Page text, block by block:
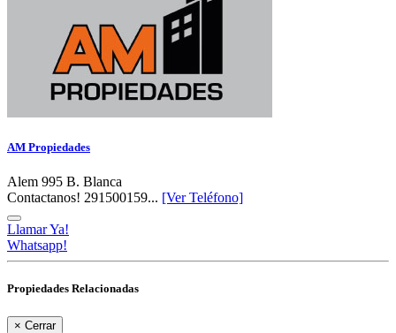
AM Propiedades
Alem 995 B. Blanca
Contactanos! 291500159... [Ver Teléfono]
Llamar Ya!
Whatsapp!
Propiedades Relacionadas
× Cerrar